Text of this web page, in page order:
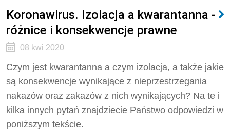
Koronawirus. Izolacja a kwarantanna -
różnice i konsekwencje prawne
08 kwi 2020
Czym jest kwarantanna a czym izolacja, a także jakie
są konsekwencje wynikające z nieprzestrzegania
nakazów oraz zakazów z nich wynikających? Na te i
kilka innych pytań znajdziecie Państwo odpowiedzi w
poniższym tekście.